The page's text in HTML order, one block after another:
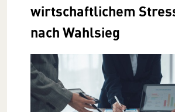
wirtschaftlichem
nach Wahlsieg